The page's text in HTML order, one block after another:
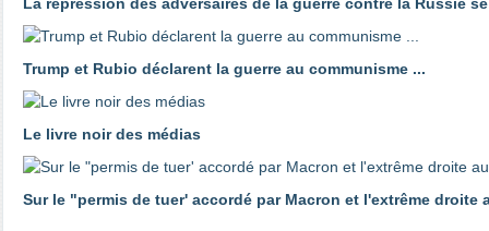
Trump et Rubio déclarent la guerre au communisme ...
Le livre noir des médias
Sur le "permis de tuer' accordé par Macron et l'extrême droite